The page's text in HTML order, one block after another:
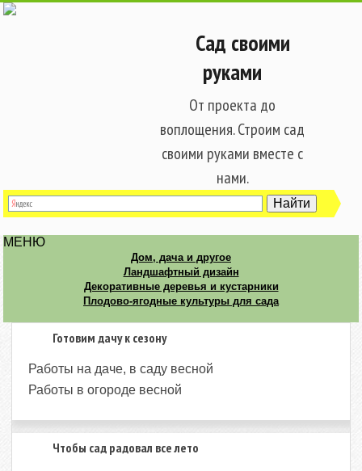
Сад своими
руками
От проекта до
воплощения. Строим сад
своими руками вместе с
нами.
МЕНЮ
Дом, дача и другое
Ландшафтный дизайн
Декоративные деревья и кустарники
Плодово-ягодные культуры для сада
Готовим дачу к сезону
Работы на даче, в саду весной
Работы в огороде весной
Чтобы сад радовал все лето